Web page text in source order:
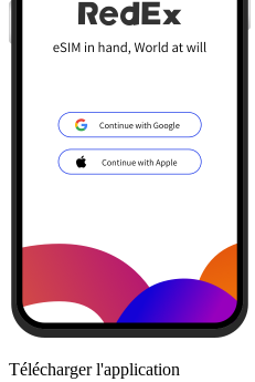
Télécharger l'application